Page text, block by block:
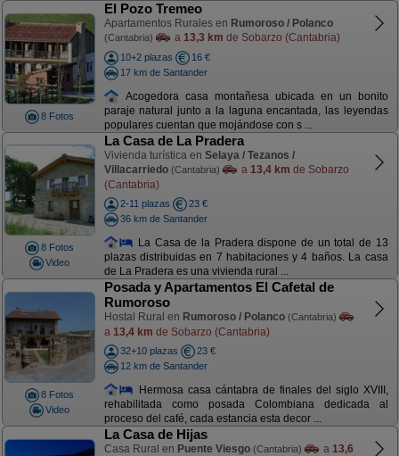
8 Fotos
El Pozo Tremeo
Apartamentos Rurales en Rumoroso / Polanco
(Cantabria) a 13,3 km de Sobarzo (Cantabria)
10+2 plazas
16 €
17 km de Santander
Acogedora casa montañesa ubicada en un bonito
paraje natural junto a la laguna encantada, las leyendas
populares cuentan que mojándose con s ...
8 Fotos
Video
La Casa de La Pradera
Vivienda turística en Selaya / Tezanos /
Villacarriedo (Cantabria) a 13,4 km de Sobarzo
(Cantabria)
2-11 plazas
23 €
36 km de Santander
La Casa de la Pradera dispone de un total de 13
plazas distribuidas en 7 habitaciones y 4 baños. La casa
de La Pradera es una vivienda rural ...
8 Fotos
Video
Posada y Apartamentos El Cafetal de
Rumoroso
Hostal Rural en Rumoroso / Polanco (Cantabria)
a 13,4 km de Sobarzo (Cantabria)
32+10 plazas
23 €
12 km de Santander
Hermosa casa cántabra de finales del siglo XVIII,
rehabilitada como posada Colombiana dedicada al
proceso del café, cada estancia esta decor ...
La Casa de Hijas
Casa Rural en Puente Viesgo (Cantabria) a 13,6